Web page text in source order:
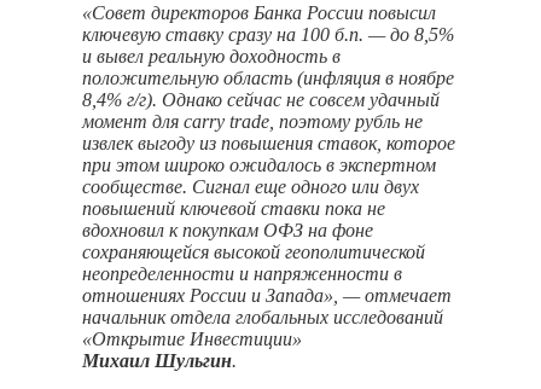
«Совет директоров Банка России повысил
ключевую ставку сразу на 100 б.п. — до 8,5%
и вывел реальную доходность в
положительную область (инфляция в ноябре
8,4% г/г). Однако сейчас не совсем удачный
момент для carry trade, поэтому рубль не
извлек выгоду из повышения ставок, которое
при этом широко ожидалось в экспертном
сообществе. Сигнал еще одного или двух
повышений ключевой ставки пока не
вдохновил к покупкам ОФЗ на фоне
сохраняющейся высокой геополитической
неопределенности и напряженности в
отношениях России и Запада», — отмечает
начальник отдела глобальных исследований
«Открытие Инвестиции»
Михаил Шульгин.